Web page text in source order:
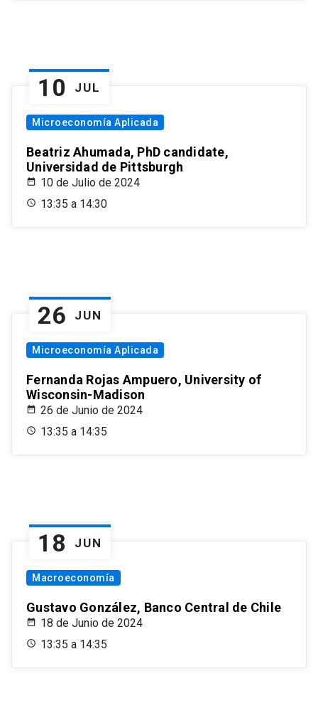
10 JUL
Microeconomía Aplicada
Beatriz Ahumada, PhD candidate,
Universidad de Pittsburgh
10 de Julio de 2024
13:35 a 14:30
26 JUN
Microeconomía Aplicada
Fernanda Rojas Ampuero, University of
Wisconsin-Madison
26 de Junio de 2024
13:35 a 14:35
18 JUN
Macroeconomía
Gustavo González, Banco Central de Chile
18 de Junio de 2024
13:35 a 14:35